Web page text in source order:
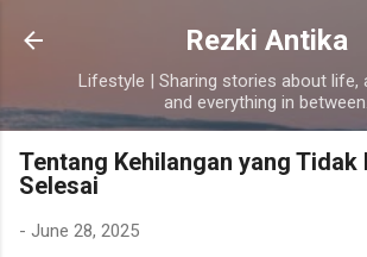
Skip to main content
Rezki Antika
Lifestyle | Sharing stories about life,
and everything in between.
Tentang Kehilangan yang Tidak
Selesai
- June 28, 2025